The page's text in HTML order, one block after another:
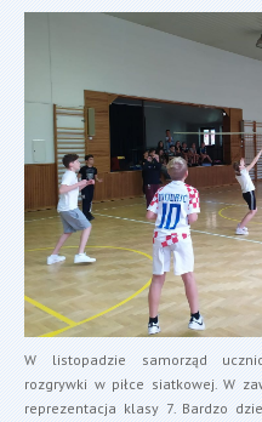
W listopadzie samorząd
rozgrywki w piłce siatkowej. W
reprezentacja klasy 7. Bardzo